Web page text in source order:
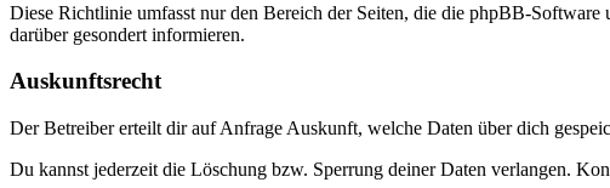
Diese Richtlinie umfasst nur den Bereich der Seiten, die die phpBB-
darüber gesondert informieren.
Auskunftsrecht
Der Betreiber erteilt dir auf Anfrage Auskunft, welche Daten über dich
Du kannst jederzeit die Löschung bzw. Sperrung deiner Daten verlangen.